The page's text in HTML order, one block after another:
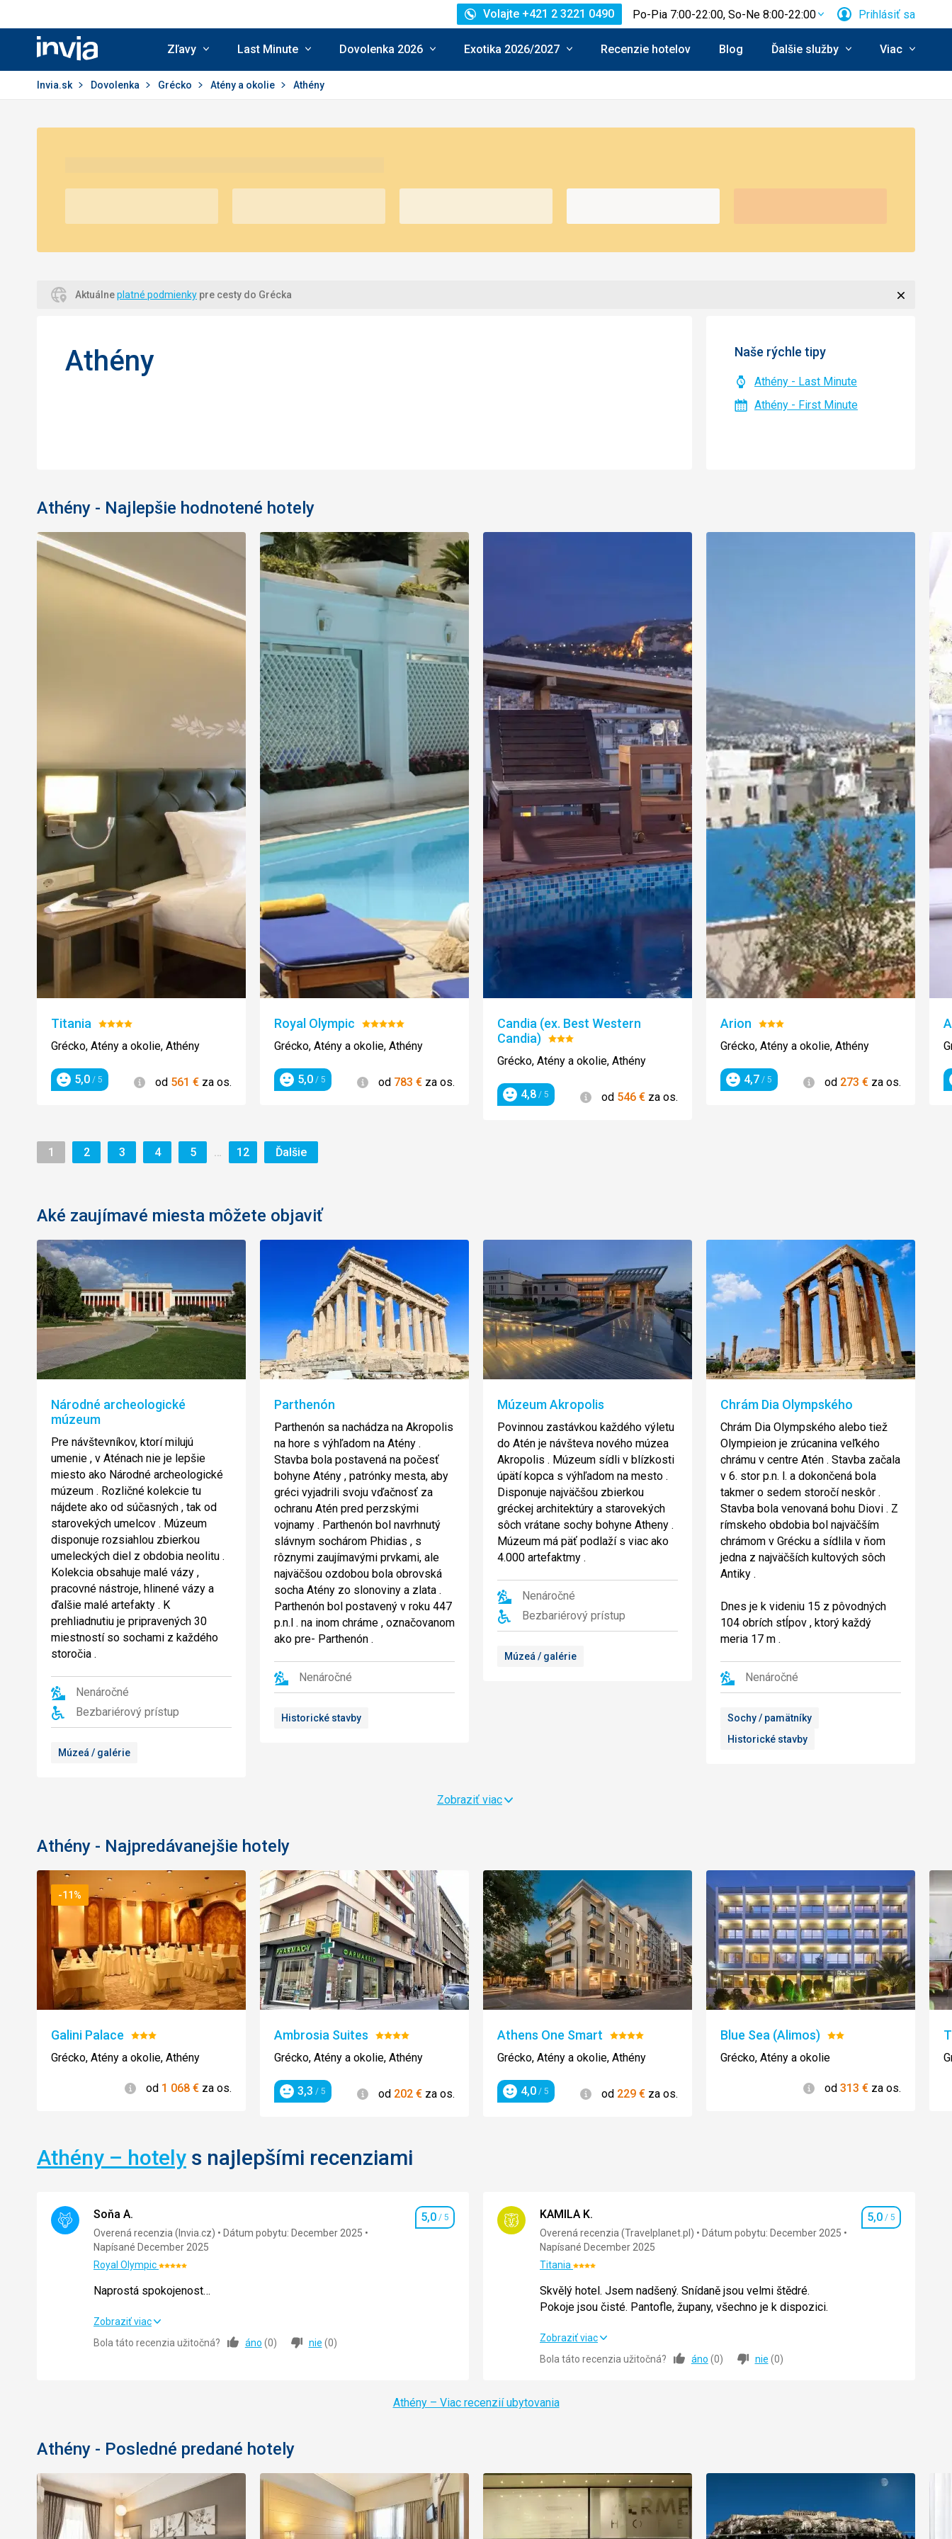
Invia.sk
Volajte +421 2 3221 0490 Po-Pia 7:00-22:00, So-Ne 8:00-22:00 Prihlásiť sa
Zľavy Last Minute Dovolenka 2026 Exotika 2026/2027 Recenzie hotelov Blog Ďalšie služby Viac
Invia.sk Dovolenka Grécko Atény a okolie Athény
Aktuálneplatné podmienky pre cesty do Grécka
Athény Naše rýchle tipy
Athény - Last Minute
Athény - First Minute
Athény - Najlepšie hodnotené hotely
Titania Hodnotenie:
4/5
Grécko, Atény a okolie, Athény
Hodnotenie
5,0 / 5 Informácie
od 561 € za os.
Royal Olympic Hodnotenie:
5/5
Grécko, Atény a okolie, Athény
Hodnotenie
5,0 / 5 Informácie
od 783 € za os.
Candia (ex. Best Western
Candia) Hodnotenie:
3/5
Grécko, Atény a okolie, Athény
Hodnotenie
4,8 / 5 Informácie
od 546 € za os.
Arion Hodnotenie:
3/5
Grécko, Atény a okolie, Athény
Hodnotenie
4,7 / 5 Informácie
od 273 € za os.
Stránka
1 Stránka
2 Stránka
3 Stránka
4 Stránka
5 Stránka
12 ĎalšieStránka
Aké zaujímavé miesta môžete objaviť
Národné archeologické
múzeum
Pre návštevníkov, ktorí milujú
umenie , v Aténach nie je lepšie
miesto ako Národné archeologické
múzeum . Rozličné kolekcie tu
nájdete ako od súčasných , tak od
starovekých umelcov . Múzeum
disponuje rozsiahlou zbierkou
umeleckých diel z obdobia neolitu .
Kolekcia obsahuje malé vázy ,
pracovné nástroje, hlinené vázy a
ďalšie malé artefakty . K
prehliadnutiu je pripravených 30
miestností so sochami z každého
storočia .
Nenáročné
Bezbariérový prístup
Múzeá / galérie
Parthenón
Parthenón sa nachádza na Akropolis
na hore s výhľadom na Atény .
Stavba bola postavená na počesť
bohyne Atény , patrónky mesta, aby
gréci vyjadrili svoju vďačnosť za
ochranu Atén pred perzskými
vojnamy . Parthenón bol navrhnutý
slávnym sochárom Phidias , s
rôznymi zaujímavými prvkami, ale
najväčšou ozdobou bola obrovská
socha Atény zo slonoviny a zlata .
Parthenón bol postavený v roku 447
p.n.l . na inom chráme , označovanom
ako pre- Parthenón .
Nenáročné
Historické stavby
Múzeum Akropolis
Povinnou zastávkou každého výletu
do Atén je návšteva nového múzea
Akropolis . Múzeum sídli v blízkosti
úpätí kopca s výhľadom na mesto .
Disponuje najväčšou zbierkou
gréckej architektúry a starovekých
sôch vrátane sochy bohyne Atheny .
Múzeum má päť podlaží s viac ako
4.000 artefaktmy .
Nenáročné
Bezbariérový prístup
Múzeá / galérie
Chrám Dia Olympského
Chrám Dia Olympského alebo tiež
Olympieion je zrúcanina veľkého
chrámu v centre Atén . Stavba začala
v 6. stor p.n. l. a dokončená bola
takmer o sedem storočí neskôr .
Stavba bola venovaná bohu Diovi . Z
rímskeho obdobia bol najväčším
chrámom v Grécku a sídlila v ňom
jedna z najväčších kultových sôch
Antiky .
Dnes je k videniu 15 z pôvodných
104 obrích stĺpov , ktorý každý
meria 17 m .
Nenáročné
Sochy / pamätníky
Historické stavby
Zobraziť viac
Athény - Najpredávanejšie hotely
-11%
Galini Palace Hodnotenie:
3/5
Grécko, Atény a okolie, Athény
Informácie
od 1 068 € za os.
Ambrosia Suites Hodnotenie:
4/5
Grécko, Atény a okolie, Athény
Hodnotenie
3,3 / 5 Informácie
od 202 € za os.
Athens One Smart Hodnotenie:
4/5
Grécko, Atény a okolie, Athény
Hodnotenie
4,0 / 5 Informácie
od 229 € za os.
Blue Sea (Alimos) Hodnotenie:
2/5
Grécko, Atény a okolie
Informácie
od 313 € za os.
Athény – hotely s najlepšími recenziami
Soňa A.
Hodnotenie
5,0 / 5
Overená recenzia (Invia.cz)
Dátum pobytu: December 2025
Napísané December 2025
Royal OlympicHodnotenie:
Naprostá spokojenost…
Naprostá spokojenost…
/ 5
Služby
Cena 5,0/ 5
Strava
Strava naprosto perfektní ???? … všechno vpořádku
Zobraziť viac
Bola táto recenzia užitočná?
áno (0) nie (0)
KAMILA K.
Hodnotenie
5,0 / 5
Overená recenzia (Travelplanet.pl)
Dátum pobytu: December 2025
Napísané December 2025
TitaniaHodnotenie:
Skvělý hotel. Jsem nadšený. Snídaně jsou velmi štědré.
Pokoje jsou čisté. Pantofle, župany, všechno je k dispozici.
Skvělý hotel. Jsem nadšený. Snídaně jsou velmi štědré.
Pokoje jsou čisté. Pantofle, župany, všechno je k dispozici.
Služby 5,0/ 5
Cena
Zobraziť viac
Bola táto recenzia užitočná?
áno (0) nie (0)
Athény – Viac recenzií ubytovania
Athény - Posledné predané hotely